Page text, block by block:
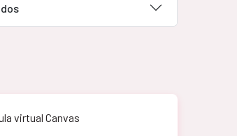
virtual Canvas